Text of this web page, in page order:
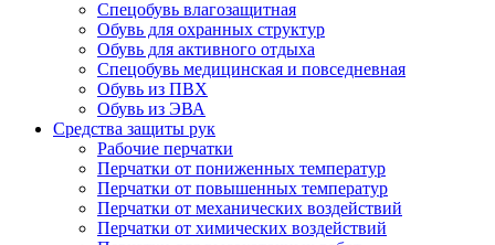
Спецобувь влагозащитная
Обувь для охранных структур
Обувь для активного отдыха
Спецобувь медицинская и повседневная
Обувь из ПВХ
Обувь из ЭВА
Средства защиты рук
Рабочие перчатки
Перчатки от пониженных температур
Перчатки от повышенных температур
Перчатки от механических воздействий
Перчатки от химических воздействий